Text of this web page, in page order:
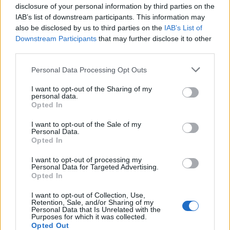
disclosure of your personal information by third parties on the
IAB’s list of downstream participants. This information may
also be disclosed by us to third parties on the IAB’s List of
Downstream Participants that may further disclose it to other
Personal Data Processing Opt Outs
I want to opt-out of the Sharing of my
personal data.
Opted In
I want to opt-out of the Sale of my
Personal Data.
Opted In
I want to opt-out of processing my
Personal Data for Targeted Advertising.
Opted In
I want to opt-out of Collection, Use,
Retention, Sale, and/or Sharing of my
Personal Data that Is Unrelated with the
Purposes for which it was collected.
Opted Out
Javea
Tipo de Precio
por litro
Gasto
5l/100km
Gasto
Gasto
0,00€
0,00€
0,00€
Gasolina 98
0,00€ 57l.-80l. 115l.-
0,00€
0,00€
0,00€
0,00€
Bio diesel
0,00€
Estado del tráfico e incidencias de la DGT en
Actualmente no hay incidencias de tráfico cerca de
según la dirección general de tráfico
Estado del tráfico e incidencias de la DGT en